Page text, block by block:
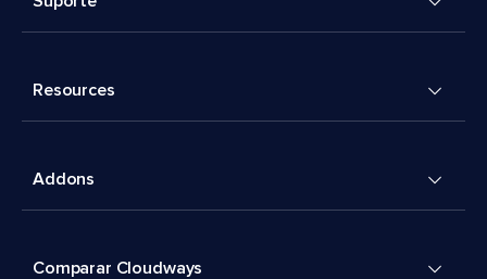
Resources
Addons
Comparar Cloudways